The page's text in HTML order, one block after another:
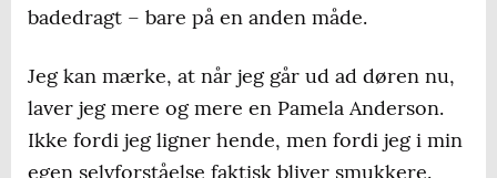
badedragt – bare på en anden måde.
Jeg kan mærke, at når jeg går ud ad døren nu,
laver jeg mere og mere en Pamela Anderson.
Ikke fordi jeg ligner hende, men fordi jeg i min
egen selvforståelse faktisk bliver smukkere.